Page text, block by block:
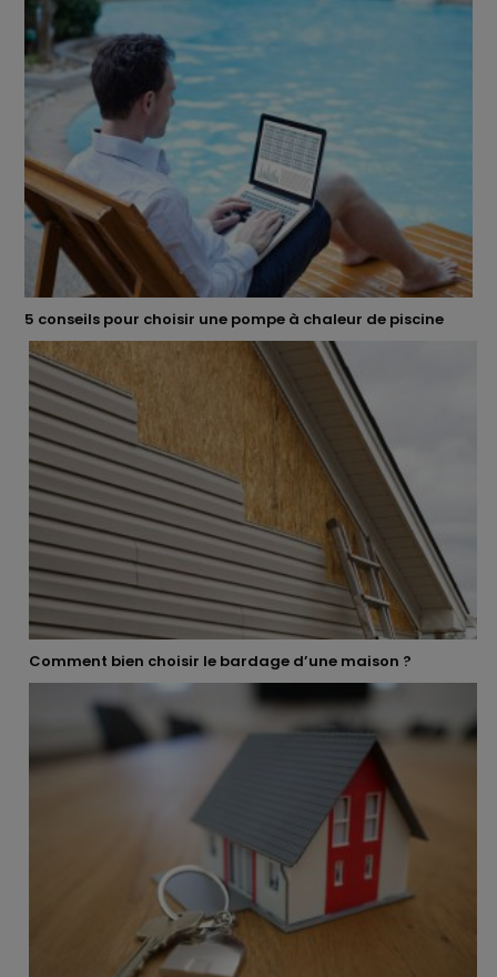
5 conseils pour choisir une pompe à chaleur de piscine
Comment bien choisir le bardage d’une maison ?